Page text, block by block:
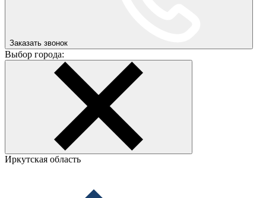
Заказать звонок
Выбор города:
Иркутская область